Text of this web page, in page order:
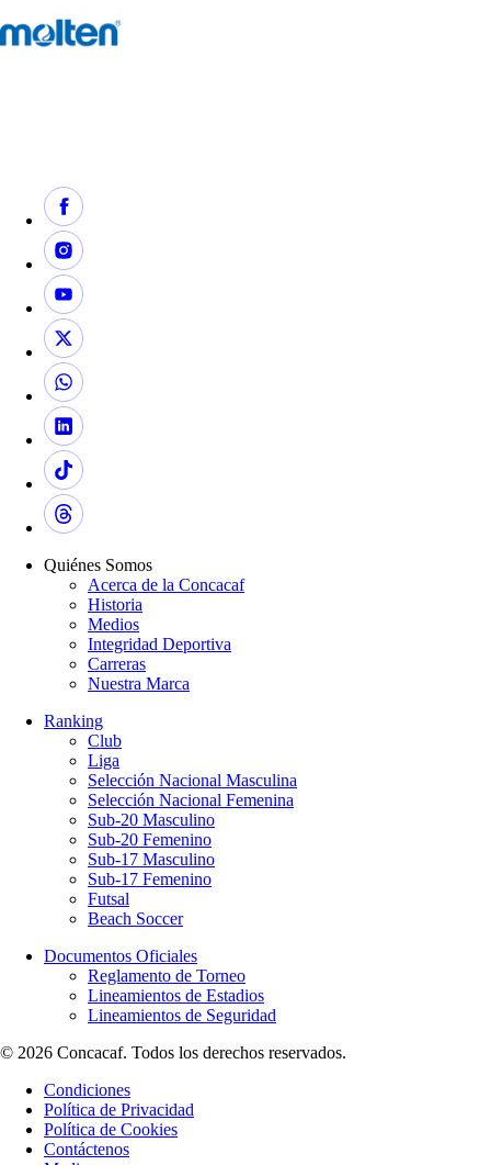
Quiénes Somos
Acerca de la Concacaf
Historia
Medios
Integridad Deportiva
Carreras
Nuestra Marca
Ranking
Club
Liga
Selección Nacional Masculina
Selección Nacional Femenina
Sub-20 Masculino
Sub-20 Femenino
Sub-17 Masculino
Sub-17 Femenino
Futsal
Beach Soccer
Documentos Oficiales
Reglamento de Torneo
Lineamientos de Estadios
Lineamientos de Seguridad
© 2026 Concacaf. Todos los derechos reservados.
Condiciones
Política de Privacidad
Política de Cookies
Contáctenos